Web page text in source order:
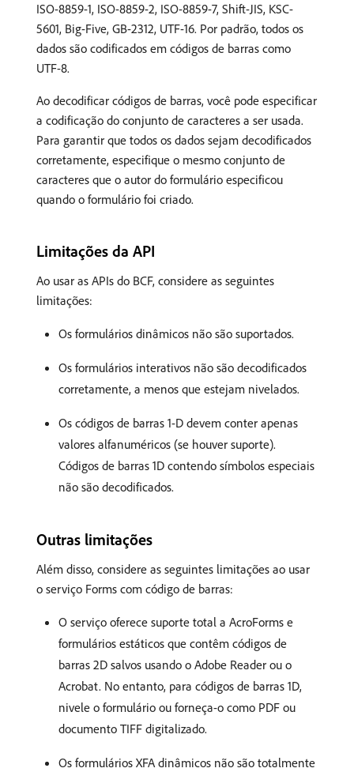
ISO-8859-1, ISO-8859-2, ISO-8859-7, Shift-JIS, KSC-
5601, Big-Five, GB-2312, UTF-16. Por padrão, todos os
dados são codificados em códigos de barras como
UTF-8.
Ao decodificar códigos de barras, você pode especificar
a codificação do conjunto de caracteres a ser usada.
Para garantir que todos os dados sejam decodificados
corretamente, especifique o mesmo conjunto de
caracteres que o autor do formulário especificou
quando o formulário foi criado.
Limitações da API
Ao usar as APIs do BCF, considere as seguintes
limitações:
Os formulários dinâmicos não são suportados.
Os formulários interativos não são decodificados
corretamente, a menos que estejam nivelados.
Os códigos de barras 1-D devem conter apenas
valores alfanuméricos (se houver suporte).
Códigos de barras 1D contendo símbolos especiais
não são decodificados.
Outras limitações
Além disso, considere as seguintes limitações ao usar
o serviço Forms com código de barras:
O serviço oferece suporte total a AcroForms e
formulários estáticos que contêm códigos de
barras 2D salvos usando o Adobe Reader ou o
Acrobat. No entanto, para códigos de barras 1D,
nivele o formulário ou forneça-o como PDF ou
documento TIFF digitalizado.
Os formulários XFA dinâmicos não são totalmente